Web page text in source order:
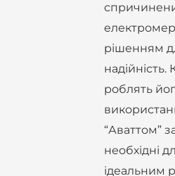
рішенням
роблять
“Аваттом”
необхідні
ідеальним